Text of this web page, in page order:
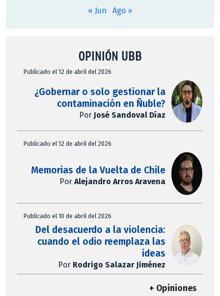
« Jun Ago »
OPINIÓN UBB
Publicado el 12 de abril del 2026
¿Gobernar o solo gestionar la
contaminación en Ñuble?
Por José Sandoval Díaz
Publicado el 12 de abril del 2026
Memorias de la Vuelta de Chile
PorAlejandro Arros Aravena
Publicado el 10 de abril del 2026
Del desacuerdo a la violencia:
cuando el odio reemplaza las
ideas
Por Rodrigo Salazar Jiménez
+ Opiniones